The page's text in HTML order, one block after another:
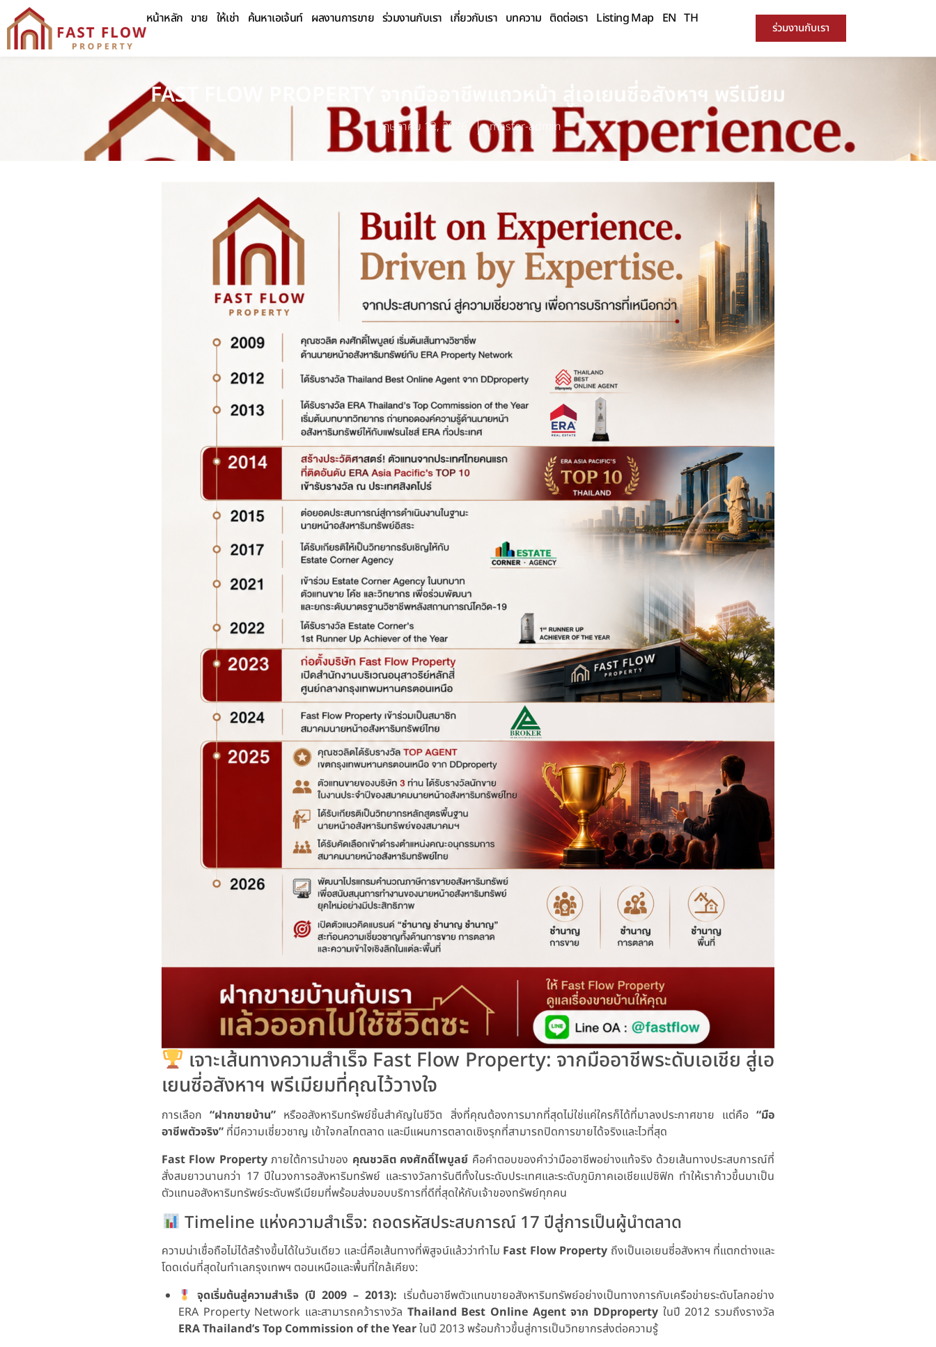
หน้าหลัก ขาย ให้เช่า ค้นหาเอเจ้นท์ ผลงานการขาย ร่วมงานกับเรา เกี่ยวกับเรา บทความ ติดต่อเรา Listing Map EN TH
ร่วมงานกับเรา
FAST FLOW PROPERTY จากมืออาชีพแถวหน้า สู่เอเยนซี่อสังหาฯ พรีเมียม
พฤษภาคม 12, 2026 master-admin
เจาะเส้นทางความสำเร็จ Fast Flow Property: จากมืออาชีพระดับเอเชีย สู่เอ
เยนซี่อสังหาฯ พรีเมียมที่คุณไว้วางใจ
การเลือก“ฝากขายบ้าน” หรืออสังหาริมทรัพย์ชิ้นสำคัญในชีวิต สิ่งที่คุณต้องการมากที่สุดไม่ใช่แค่ใครก็ได้ที่มาลงประกาศขาย แต่คือ“มือ
อาชีพตัวจริง” ที่มีความเชี่ยวชาญ เข้าใจกลไกตลาด และมีแผนการตลาดเชิงรุกที่สามารถปิดการขายได้จริงและไวที่สุด
Fast Flow Propertyภายใต้การนำของ คุณชวลิต คงศักดิ์ไพบูลย์ คือคำตอบของคำว่ามืออาชีพอย่างแท้จริง ด้วยเส้นทางประสบการณ์ที่
สั่งสมยาวนานกว่า 17 ปีในวงการอสังหาริมทรัพย์ และรางวัลการันตีทั้งในระดับประเทศและระดับภูมิภาคเอเชียแปซิฟิก ทำให้เราก้าวขึ้นมาเป็น
ตัวแทนอสังหาริมทรัพย์ระดับพรีเมียมที่พร้อมส่งมอบบริการที่ดีที่สุดให้กับเจ้าของทรัพย์ทุกคน
Timeline แห่งความสำเร็จ: ถอดรหัสประสบการณ์ 17 ปีสู่การเป็นผู้นำตลาด
ความน่าเชื่อถือไม่ได้สร้างขึ้นได้ในวันเดียว และนี่คือเส้นทางที่พิสูจน์แล้วว่าทำไม Fast Flow Property ถึงเป็นเอเยนซี่อสังหาฯ ที่แตกต่างและ
โดดเด่นที่สุดในทำเลกรุงเทพฯ ตอนเหนือและพื้นที่ใกล้เคียง:
จุดเริ่มต้นสู่ความสำเร็จ (ปี 2009 – 2013): เริ่มต้นอาชีพตัวแทนขายอสังหาริมทรัพย์อย่างเป็นทางการกับเครือข่ายระดับโลกอย่าง
ERA Property Network และสามารถคว้ารางวัล Thailand Best Online Agent จาก DDproperty ในปี 2012 รวมถึงรางวัล
ERA Thailand’s Top Commission of the Yearในปี 2013 พร้อมก้าวขึ้นสู่การเป็นวิทยากรส่งต่อความรู้